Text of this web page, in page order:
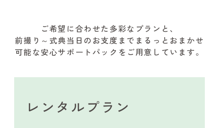
ご希望に合わせた多彩なプランと、
前撮り～式典当日のお支度までまるっとおまかせ
可能な安心サポートパックをご用意しています。
レンタルプラン